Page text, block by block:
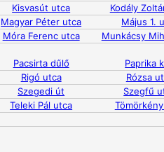
Kisvasút utca
Kodály
Magyar Péter utca
Május 1.
Móra Ferenc utca Munkácsy
Pacsirta dűlő
Paprika
Rigó utca
Rózsa
Szegedi út
Szegfű
Teleki Pál utca